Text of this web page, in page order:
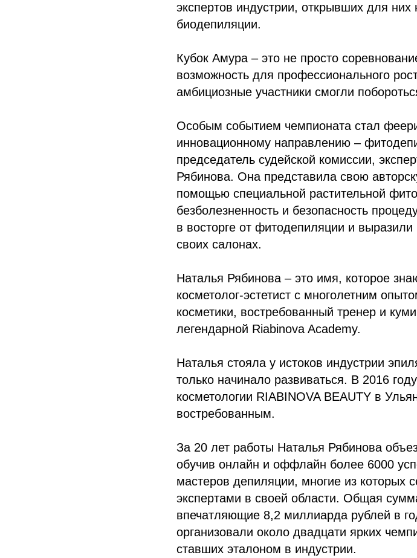
экспертов индустрии, открывших для них
биодепиляции.
Кубок Амура – это не просто
возможность для профессионального
амбициозные участники смогли
Особым событием чемпионата стал
инновационному направлению –
председатель судейской комиссии,
Рябинова. Она представила свою
помощью специальной растительной
безболезненность и безопасность
в восторге от фитодепиляции и выразили
своих салонах.
Наталья Рябинова – это имя, которое
косметолог-эстетист с многолетним
косметики, востребованный тренер и
легендарной Riabinova Academy.
Наталья стояла у истоков индустрии
только начинало развиваться. В 2016
косметологии RIABINOVA BEAUTY в
востребованным.
За 20 лет работы Наталья Рябинова
обучив онлайн и оффлайн более 6000
мастеров депиляции, многие из которых
экспертами в своей области. Общая
впечатляющие 8,2 миллиарда рублей в
организовали около двадцати ярких
ставших эталоном в индустрии.